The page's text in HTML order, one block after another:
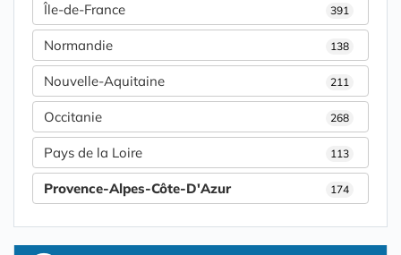
Île-de-France 391
Normandie 138
Nouvelle-Aquitaine 211
Occitanie 268
Pays de la Loire 113
Provence-Alpes-Côte-D'Azur 174